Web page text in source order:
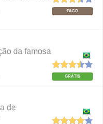
PAGO
da famosa
GRÁTIS
de